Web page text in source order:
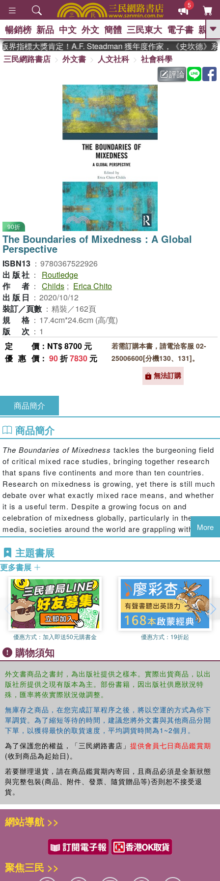
5
GO
熱搜： 東野圭吾 、 高希均教授回憶錄
父親節 、 如果歷
暑期推薦 、 國際布克
獎 臺灣漫遊錄 、 方念華
登輝時代 、 數學女孩：黎曼猜想
偉大的迷走神經
暢銷榜 新品 中文 外文 簡體 三民東大 電子書 親子
指標大獎肯定！A.F. Steadman 獲年度作家，《史坎德》系
三民網路書店
外文書 人文社科
社會科學
評論
90折
The Boundaries of Mixedness：A Global
Perspective
ISBN13 ： 9780367522926
出版社 ：
Routledge
作者 ： Childs ; Erica Chito
出版日 ： 2020/10/12
裝訂／頁數 ： 精裝／162頁
規格 ： 17.4cm*24.6cm (高/寬)
版次 ： 1
定價 ：NT$ 8700 元
優惠價 ： 90折7830 元
若需訂購本書，請電洽客服 02-
25006600[分機130、131]。
無法訂購
商品簡介
商品簡介
The Boundaries of Mixedness tackles the burgeoning field
of critical mixed race studies, bringing together research
that spans five continents and more than ten countries.
Research on mixedness is growing, yet there is still much
debate over what exactly mixed race means, and whether
it is a useful term. Despite a growing focus on and
celebration of mixedness globally, particularly in the
media, societies around the world are grappling with how
and why crossing socially constructed boundaries of race,
ethnicity and other markers of difference matter when
considering those who date, marry, raise families, or
navigate their identities across these boundaries. What we
find collectively through the ten studies in this book is that
in every context there is a hierarchy of mixedness, both in
terms of intimacy and identity. This hierarchy of intimacy
renders certain groups as more or less marriable, socially
constructed around race, ethnicity, caste, religion, skin
color and/or region. Relatedly, there is also a hierarchy of
identities where certain races, languages, ethnicities and
religions are privileged and valued differently. These
differences emerge out of particular local histories and
contemporary contexts yet there are also global realities
that transcend place and space.
The Boundaries of Mixednessis a significant new
contribution to mixed race studies for academics,
researchers, and advanced students of Ethnic and Racial
Studies, Sociology, History and Public Policy.
This book was originally published as a special issue of
theJournal of Intercultural Studies.
More
主題書展
更多書展
優惠方式： 加入即送50元購書金 優惠方式： 19折起
購物須知
外文書商品之書封，為出版社提供之樣本。實際出貨商品，以出
版社所提供之現有版本為主。部份書籍，因出版社供應狀況特
殊，匯率將依實際狀況做調整。
無庫存之商品，在您完成訂單程序之後，將以空運的方式為你下
單調貨。為了縮短等待的時間，建議您將外文書與其他商品分開
下單，以獲得最快的取貨速度，平均調貨時間為1~2個月。
為了保護您的權益，「三民網路書店」 提供會員七日商品鑑賞期
(收到商品為起始日)。
若要辦理退貨，請在商品鑑賞期內寄回，且商品必須是全新狀態
與完整包裝(商品、附件、發票、隨貨贈品等)否則恕不接受退
貨。
網站導航 >>
聚焦三民 >>